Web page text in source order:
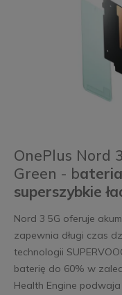
OnePlus Nord
Green - b
superszybkie
Nord 3 5G oferuje
zapewnia długi czas
technologii
baterię do 60% w
Health Engine